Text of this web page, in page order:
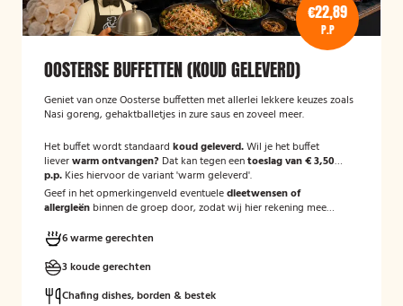
€22,89
P.P
OOSTERSE BUFFETTEN (KOUD GELEVERD)
Geniet van onze Oosterse buffetten met allerlei lekkere keuzes zoals
Nasi goreng, gehaktballetjes in zure saus en zoveel meer.
Het buffet wordt standaard koud geleverd.Wil je het buffet
lieverwarm ontvangen? Dat kan tegen eentoeslag van € 3,50
p.p. Kies hiervoor de variant 'warm geleverd'.
Geef in het opmerkingenveld eventueledieetwensen of
allergieën binnen de groep door, zodat wij hier rekening mee
6 warme gerechten
3 koude gerechten
Chafing dishes, borden & bestek